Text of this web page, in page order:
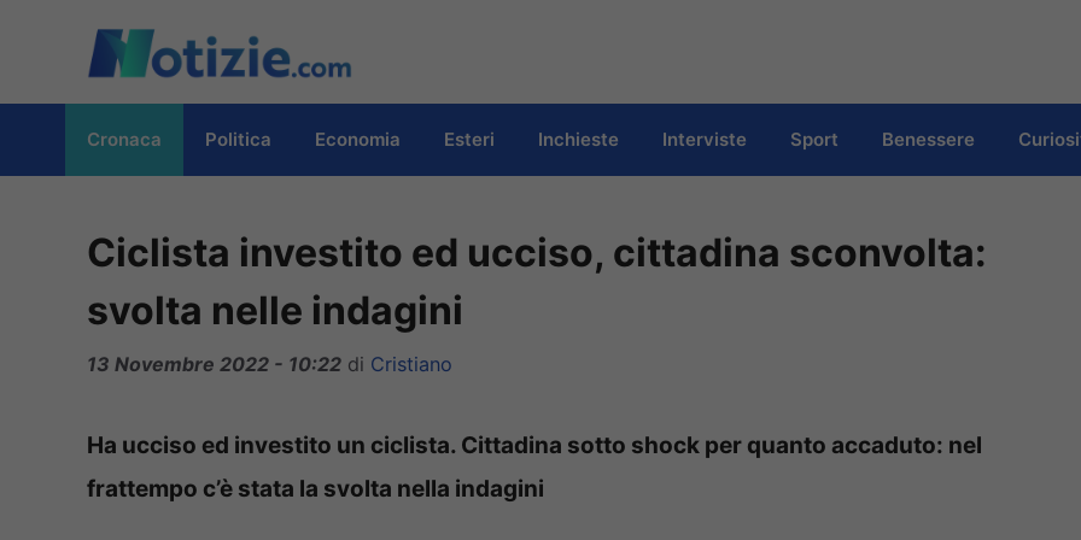
contenuto
Cronaca Politica Economia Esteri Inchieste Interviste Sport Benessere
Ciclista investito ed ucciso, cittadina sconvolta:
svolta nelle indagini
13 Novembre 2022 - 10:22 di Cristiano
Ha ucciso ed investito un ciclista. Cittadina sotto shock per quanto accaduto: nel
frattempo c’è stata la svolta nella indagini